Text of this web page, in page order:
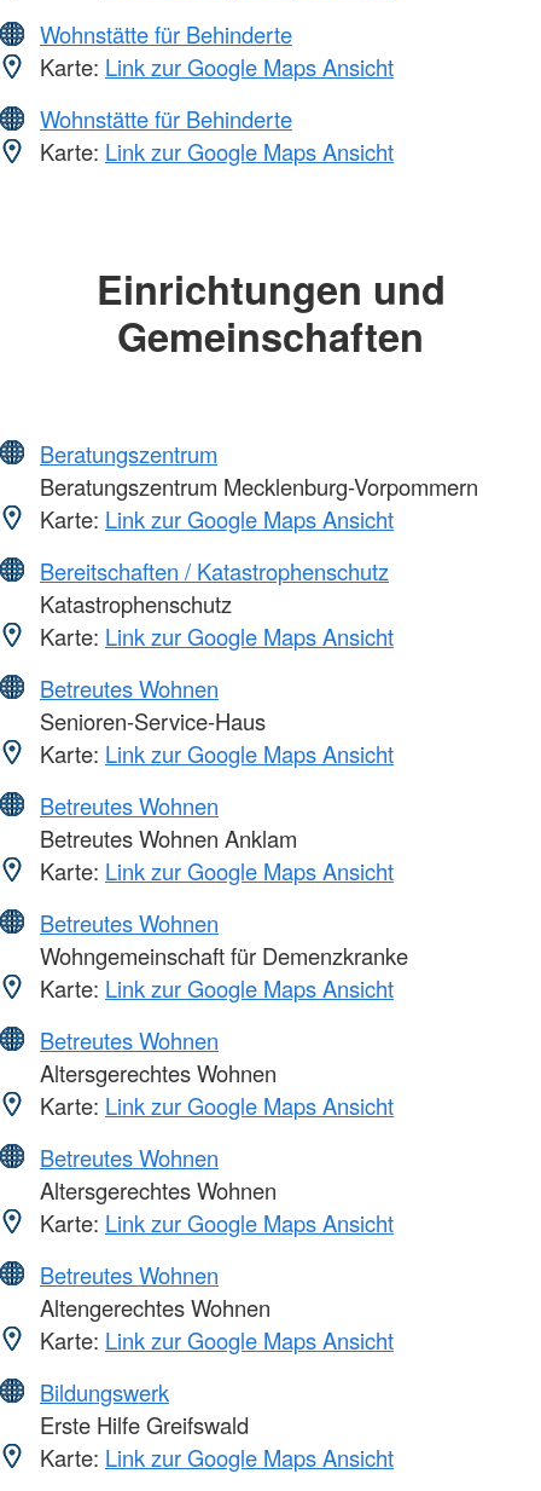
Wohnstätte für Behinderte
Karte: Link zur Google Maps Ansicht
Wohnstätte für Behinderte
Karte: Link zur Google Maps Ansicht
Einrichtungen und
Gemeinschaften
Beratungszentrum
Beratungszentrum Mecklenburg-Vorpommern
Karte: Link zur Google Maps Ansicht
Bereitschaften / Katastrophenschutz
Katastrophenschutz
Karte: Link zur Google Maps Ansicht
Betreutes Wohnen
Senioren-Service-Haus
Karte: Link zur Google Maps Ansicht
Betreutes Wohnen
Betreutes Wohnen Anklam
Karte: Link zur Google Maps Ansicht
Betreutes Wohnen
Wohngemeinschaft für Demenzkranke
Karte: Link zur Google Maps Ansicht
Betreutes Wohnen
Altersgerechtes Wohnen
Karte: Link zur Google Maps Ansicht
Betreutes Wohnen
Altersgerechtes Wohnen
Karte: Link zur Google Maps Ansicht
Betreutes Wohnen
Altengerechtes Wohnen
Karte: Link zur Google Maps Ansicht
Bildungswerk
Erste Hilfe Greifswald
Karte: Link zur Google Maps Ansicht